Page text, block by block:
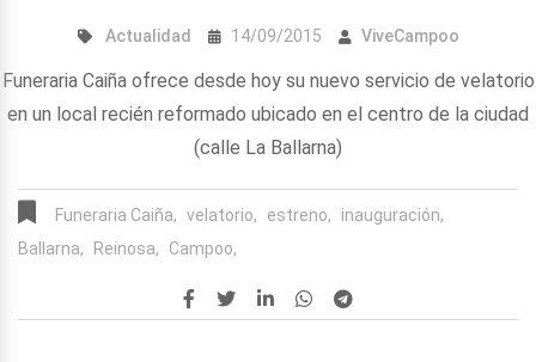
Actualidad 14/09/2015 ViveCampoo
Funeraria Caiña ofrece desde hoy su nuevo servicio de velatorio
en un local recién reformado ubicado en el centro de la ciudad
(calle La Ballarna)
Funeraria Caiña, velatorio, estreno,
inauguración,
Ballarna,
Reinosa, Campoo,